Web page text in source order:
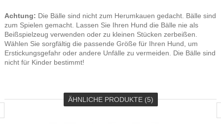
Achtung: Die Bälle sind nicht zum Herumkauen gedacht. Bälle sind
zum Spielen gemacht. Lassen Sie Ihren Hund die Bälle nie als
Beißspielzeug verwenden oder zu kleinen Stücken zerbeißen.
Wählen Sie sorgfältig die passende Größe für Ihren Hund, um
Erstickungsgefahr oder andere Unfälle zu vermeiden. Die Bälle sind
nicht für Kinder bestimmt!
ÄHNLICHE PRODUKTE (5)